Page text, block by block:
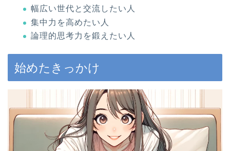
幅広い世代と交流したい人
集中力を高めたい人
論理的思考力を鍛えたい人
始めたきっかけ